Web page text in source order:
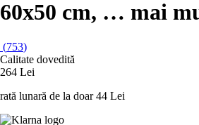
60x50 cm, … mai
(753)
Calitate dovedită
264 Lei
rată lunară de la doar 44 Lei